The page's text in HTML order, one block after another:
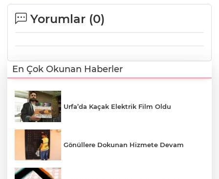
Yorumlar (0)
En Çok Okunan Haberler
Urfa’da Kaçak Elektrik Film Oldu
Gönüllere Dokunan Hizmete Devam